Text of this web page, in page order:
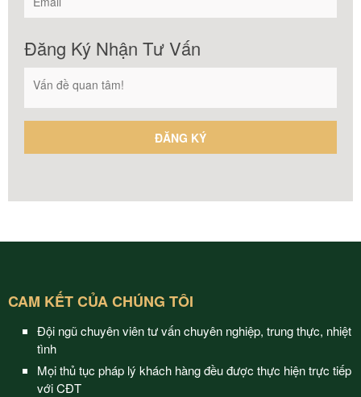
Đăng Ký Nhận Tư Vấn
CAM KẾT CỦA CHÚNG TÔI
Đội ngũ chuyên viên tư vấn chuyên nghiệp, trung thực, nhiệt
tình
Mọi thủ tục pháp lý khách hàng đều được thực hiện trực tiếp
với CĐT